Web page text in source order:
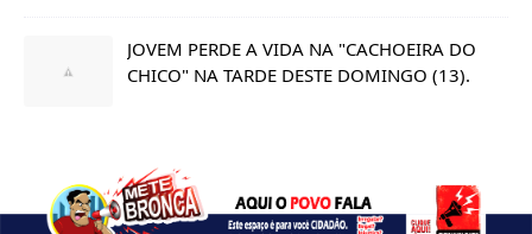
JOVEM PERDE A VIDA NA "CACHOEIRA DO
CHICO" NA TARDE DESTE DOMINGO (13).